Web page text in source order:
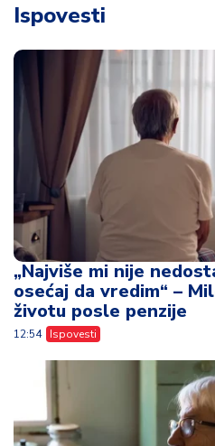
Ispovesti
„Najviše mi nije
osećaj da vredim“ –
životu posle penzije
12:54 Ispovesti